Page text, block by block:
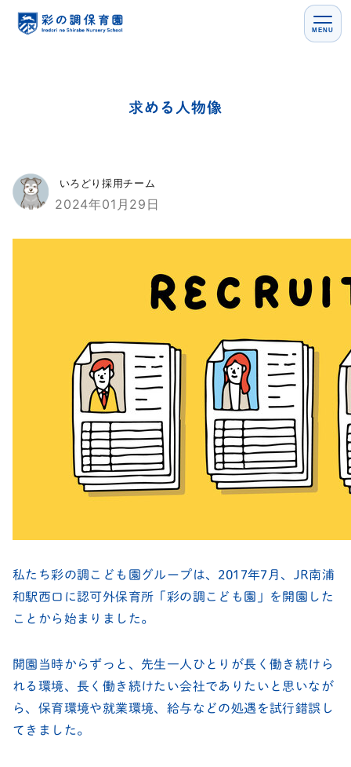
MENU
求める人物像
いろどり採用チーム
2024年01月29日
私たち彩の調こども園グループは、2017年7月、JR南浦
和駅西口に認可外保育所「彩の調こども園」を開園した
ことから始まりました。
開園当時からずっと、先生一人ひとりが長く働き続けら
れる環境、長く働き続けたい会社でありたいと思いなが
ら、保育環境や就業環境、給与などの処遇を試行錯誤し
てきました。